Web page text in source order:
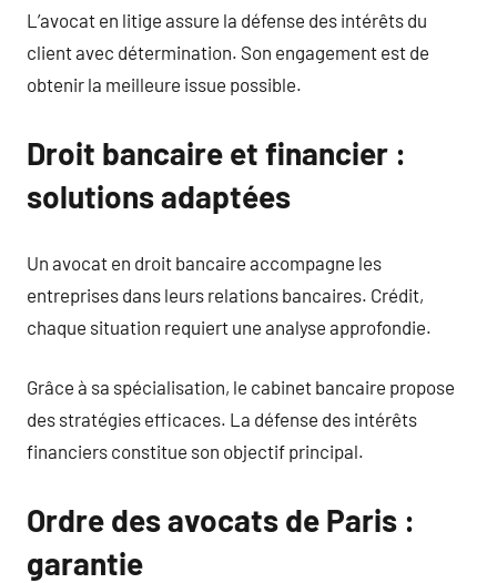
L’avocat en litige assure la défense des intérêts du
client avec détermination. Son engagement est de
obtenir la meilleure issue possible.
Droit bancaire et financier :
solutions adaptées
Un avocat en droit bancaire accompagne les
entreprises dans leurs relations bancaires. Crédit,
chaque situation requiert une analyse approfondie.
Grâce à sa spécialisation, le cabinet bancaire propose
des stratégies efficaces. La défense des intérêts
financiers constitue son objectif principal.
Ordre des avocats de Paris :
garantie